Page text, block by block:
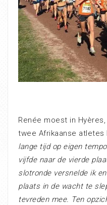
Renée moest in
twee Afrikaanse atletes
lange tijd op eigen
vijfde naar de vierde
slotronde versnelde ik
plaats in de wacht te
tevreden mee. Ten